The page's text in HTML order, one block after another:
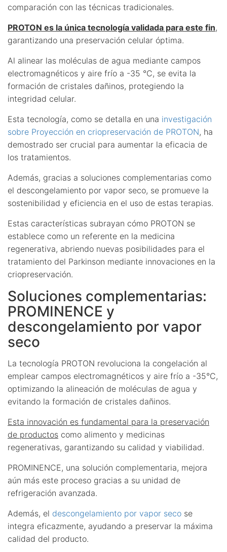
comparación con las técnicas tradicionales.
PROTON es la única tecnología validada para este fin,
garantizando una preservación celular óptima.
Al alinear las moléculas de agua mediante campos
electromagnéticos y aire frío a -35 °C, se evita la
formación de cristales dañinos, protegiendo la
integridad celular.
Esta tecnología, como se detalla en una investigación
sobre Proyección en criopreservación de PROTON, ha
demostrado ser crucial para aumentar la eficacia de
los tratamientos.
Además, gracias a soluciones complementarias como
el descongelamiento por vapor seco, se promueve la
sostenibilidad y eficiencia en el uso de estas terapias.
Estas características subrayan cómo PROTON se
establece como un referente en la medicina
regenerativa, abriendo nuevas posibilidades para el
tratamiento del Parkinson mediante innovaciones en la
criopreservación.
Soluciones complementarias:
PROMINENCE y
descongelamiento por vapor
seco
La tecnología PROTON revoluciona la congelación al
emplear campos electromagnéticos y aire frío a -35°C,
optimizando la alineación de moléculas de agua y
evitando la formación de cristales dañinos.
Esta innovación es fundamental para la preservación
de productos como alimento y medicinas
regenerativas, garantizando su calidad y viabilidad.
PROMINENCE, una solución complementaria, mejora
aún más este proceso gracias a su unidad de
refrigeración avanzada.
Además, el descongelamiento por vapor seco se
integra eficazmente, ayudando a preservar la máxima
calidad del producto.